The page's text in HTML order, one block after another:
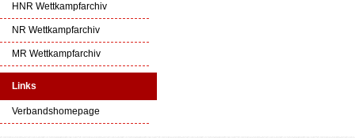
HNR Wettkampfarchiv
NR Wettkampfarchiv
MR Wettkampfarchiv
Links
Verbandshomepage